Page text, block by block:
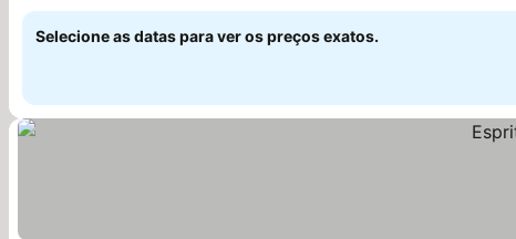
Selecione as datas para ver os preços exatos.